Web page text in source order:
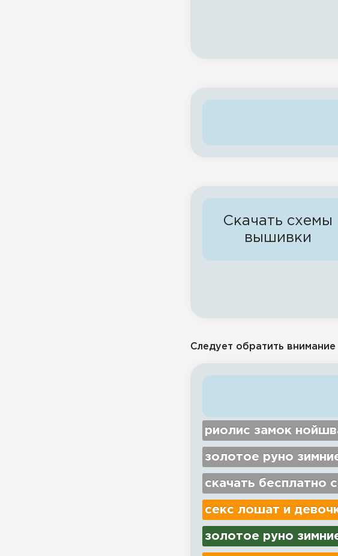
Скачать схемы
вышивки
Следует обратить внимание
риолис замок
золотое руно
скачать бесплатно
секс лошат и
золотое руно